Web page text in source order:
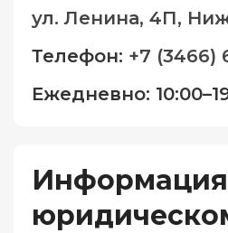
ул. Ленина, 4П,
Телефон: +7 (3466)
Ежедневно: